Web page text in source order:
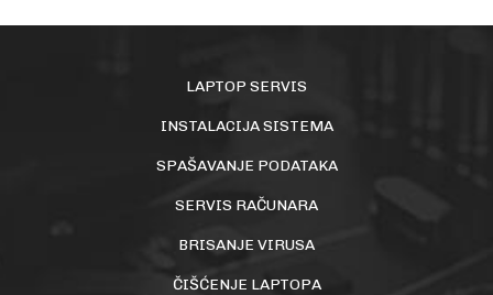
LAPTOP SERVIS
INSTALACIJA SISTEMA
SPAŠAVANJE PODATAKA
SERVIS RAČUNARA
BRISANJE VIRUSA
ČIŠĆENJE LAPTOPA